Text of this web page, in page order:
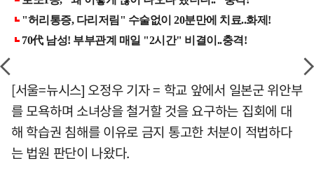
[서울=뉴시스] 오정우 기자 = 학교 앞에서 일본군 위안부
를 모욕하며 소녀상을 철거할 것을 요구하는 집회에 대
해 학습권 침해를 이유로 금지 통고한 처분이 적법하다
는 법원 판단이 나왔다.